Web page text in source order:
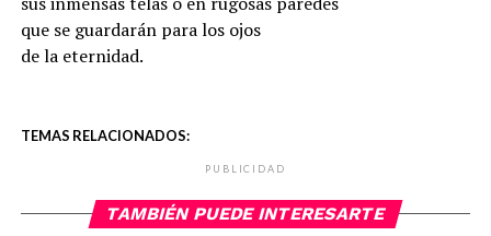
que se guardarán para los ojos
de la eternidad.
TEMAS RELACIONADOS:
PUBLICIDAD
TAMBIÉN PUEDE INTERESARTE